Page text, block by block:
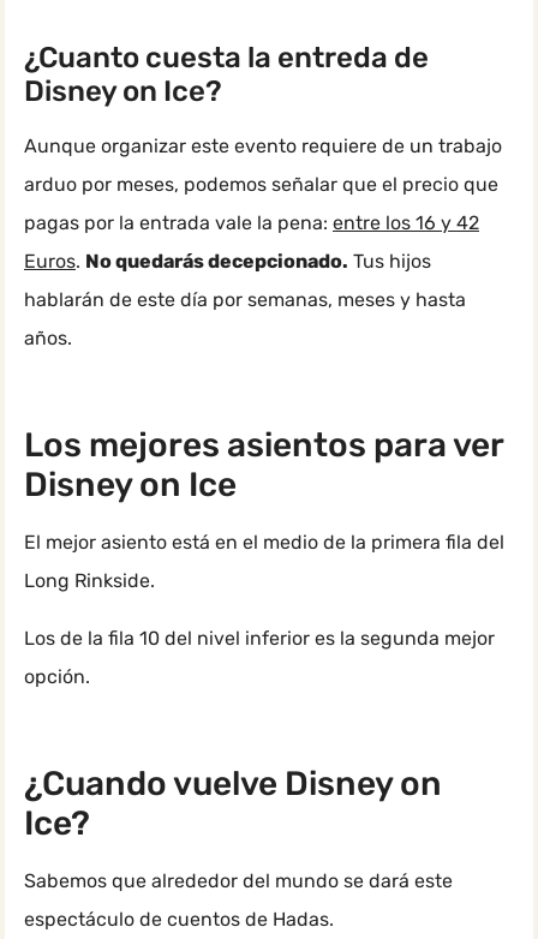
¿Cuanto cuesta la entreda de
Disney on Ice?
Aunque organizar este evento requiere de un trabajo
arduo por meses, podemos señalar que el precio que
pagas por la entrada vale la pena: entre los 16 y 42
Euros. No quedarás decepcionado. Tus hijos
hablarán de este día por semanas, meses y hasta
años.
Los mejores asientos para ver
Disney on Ice
El mejor asiento está en el medio de la primera fila del
Long Rinkside.
Los de la fila 10 del nivel inferior es la segunda mejor
opción.
¿Cuando vuelve Disney on
Ice?
Sabemos que alrededor del mundo se dará este
espectáculo de cuentos de Hadas.